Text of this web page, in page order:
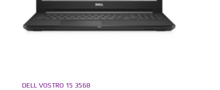
DELL VOSTRO 15 3568